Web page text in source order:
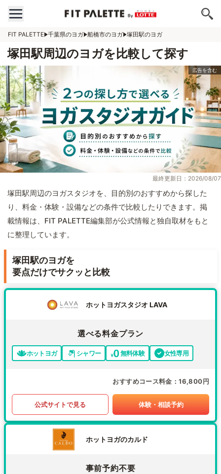
FIT PALETTE 千葉県のヨガ 船橋市のヨガ 塚田駅のヨガ
塚田駅周辺のヨガを比較して探す
最終更新日：2026/08/07
塚田駅周辺のヨガスタジオを、目的別のおすすめから探した
り、料金・体験・設備などの条件で比較したりできます。掲
載情報は、FIT PALETTE編集部が公式情報と独自取材をもと
に整理しています。
塚田駅のヨガを
要点だけでサクッと比較
ホットヨガスタジオ LAVA
選べる料金プラン
ホットヨガ シャワー 無料体験 女性専用
おすすめコース料金 16,800円
公式サイトで見る 体験・相談予約
ホットヨガのカルド
事前予約不要